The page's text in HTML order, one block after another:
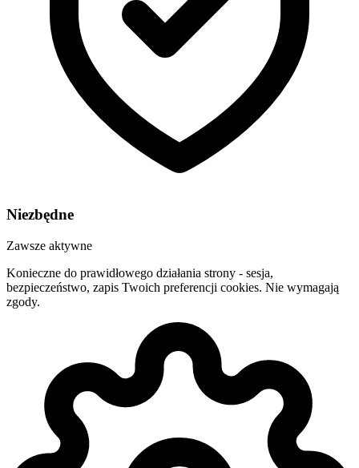
Niezbędne
Zawsze aktywne
Konieczne do prawidłowego działania strony - sesja,
bezpieczeństwo, zapis Twoich preferencji cookies. Nie wymagają
zgody.